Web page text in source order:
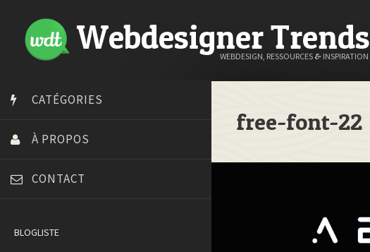
Webdesigner Trends
WEBDESIGN, RESSOURCES & INSPIRATION
CATÉGORIES
À PROPOS
CONTACT
BLOGLISTE
free-font-22